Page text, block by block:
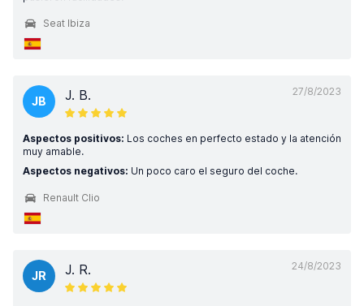
Seat Ibiza
27/8/2023
JB J. B.
Aspectos positivos: Los coches en perfecto estado y la atención
muy amable.
Aspectos negativos: Un poco caro el seguro del coche.
Renault Clio
24/8/2023
JR J. R.